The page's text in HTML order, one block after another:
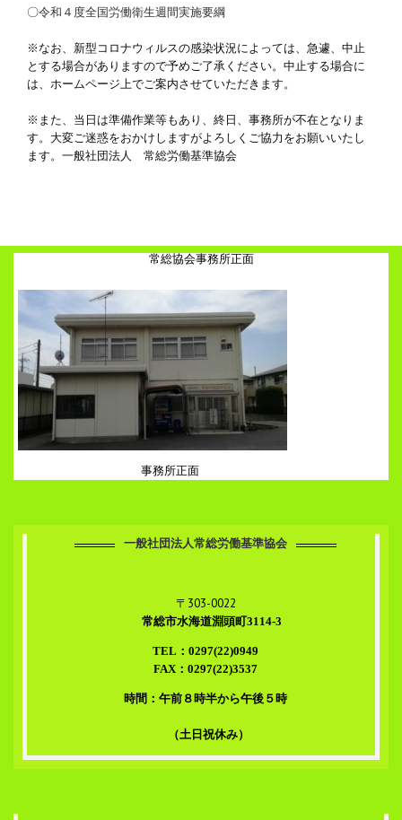
〇令和４度全国労働衛生週間実施要綱
※なお、新型コロナウィルスの感染状況によっては、急遽、中止
とする場合がありますので予めご了承ください。中止する場合に
は、ホームページ上でご案内させていただきます。
※また、当日は準備作業等もあり、終日、事務所が不在となりま
す。大変ご迷惑をおかけしますがよろしくご協力をお願いいたし
ます。一般社団法人 常総労働基準協会
常総協会事務所正面
事務所正面
一般社団法人常総労働基準協会
〒303-0022
常総市水海道淵頭町3114-3
TEL：0297(22)0949
FAX：0297(22)3537
時間：午前８時半から午後５時
（土日祝休み）